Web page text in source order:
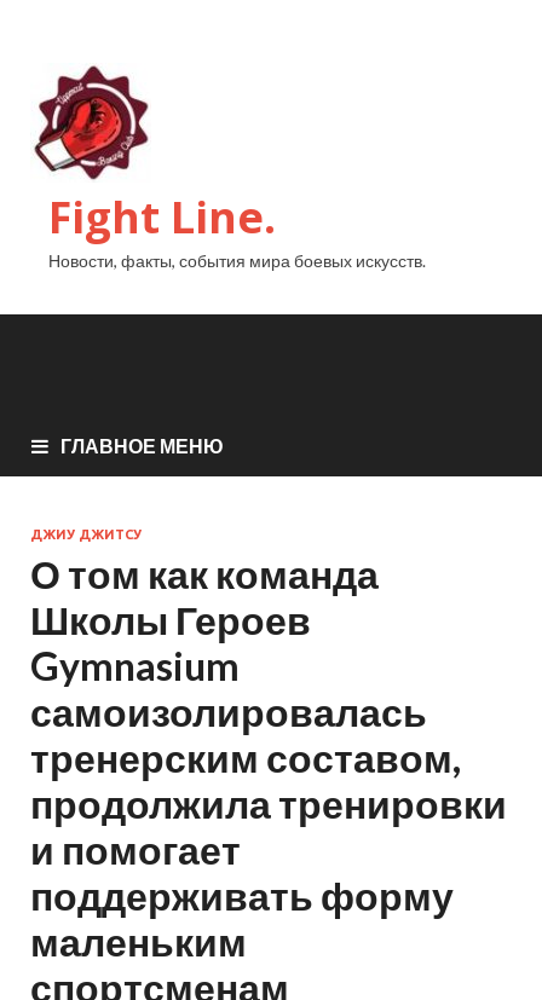
Fight Line.
Новости, факты, события мира боевых искусств.
ГЛАВНОЕ МЕНЮ
ДЖИУ ДЖИТСУ
О том как команда
Школы Героев
Gymnasium
самоизолировалась
тренерским составом,
продолжила тренировки
и помогает
поддерживать форму
маленьким
спортсменам